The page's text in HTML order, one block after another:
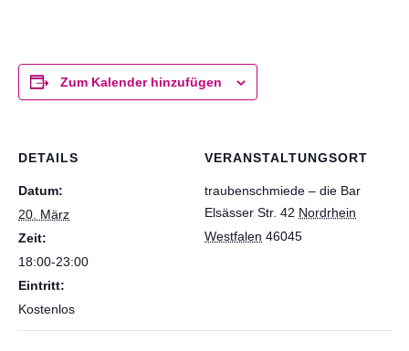
Zum Kalender hinzufügen
DETAILS
Datum:
20. März
Zeit:
18:00-23:00
Eintritt:
Kostenlos
VERANSTALTUNGSORT
traubenschmiede – die Bar
Elsässer Str. 42 Nordrhein
Westfalen 46045